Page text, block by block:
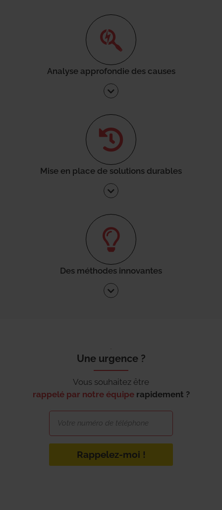
Analyse approfondie des causes
Mise en place de solutions durables
Des méthodes innovantes
Une urgence ?
Vous souhaitez être
rappelé par notre équipe rapidement ?
Rappelez-moi !